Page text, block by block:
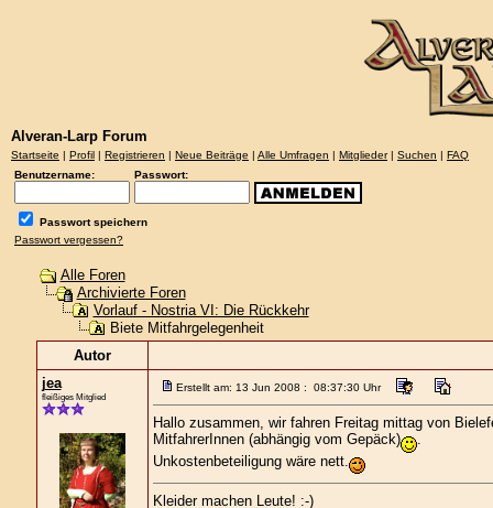
Alveran-Larp Forum
Startseite | Profil | Registrieren | Neue Beiträge | Alle Umfragen | Mitglieder| Suchen | FAQ
Benutzername:
Passwort:
Passwort speichern
Passwort vergessen?
Alle Foren
Archivierte Foren
Vorlauf - Nostria VI: Die Rückkehr
Biete Mitfahrgelegenheit
Autor
jea
fleißiges Mitglied
Erstellt am: 13 Jun 2008 : 08:37:30 Uhr
Hallo zusammen, wir fahren Freitag mittag von
MitfahrerInnen (abhängig vom Gepäck)
.
Unkostenbeteiligung wäre nett.
Kleider machen Leute! :-)